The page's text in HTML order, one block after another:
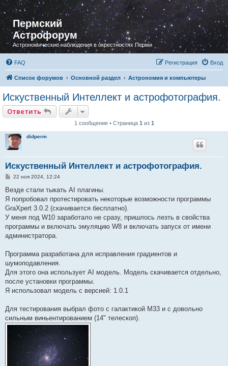
Пермский
Астрофорум
Астрономические наблюдения в окрестностях Перми
FAQ Вход
Регистрация
Список форумов Основной раздел Астрономия и компьютеры
Искуственный Интеллект и астрофотография.
Ответить
1 сообщение • Страница 1 из 1
didperm
Искуственный Интеллект и астрофотография.
С
о
щ
е
и
е
22 ноя 2024, 12:24
Везде стали тыкать AI плагины.
Я попробовал протестировать некоторые возможности программы
GraXpert 3.0.2 (скачивается бесплатно).
У меня под W10 заработало не сразу, пришлось лезть в свойства
программы и включать эмуляцию W8 и включать запуск от имени
администратора.
Программа разработана для исправления градиентов и
шумоподавления.
Для этого она использует AI модель. Модель скачивается отдельно,
после установки программы.
Я использовал модель с версией: 1.0.1
Для тестирования выбрал фото с галактикой М33 и с довольно
сильным виньентированием (14" телескоп).